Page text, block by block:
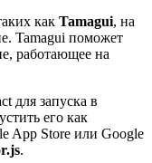
как Tamagui, на
Tamagui поможет
работающее на
для запуска в
его как
App Store или Google
.